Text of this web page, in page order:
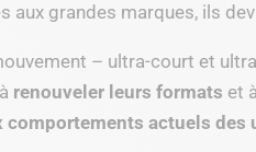
aux grandes marques, ils
– ultra-court et
renouveler leurs formats et à
comportements actuels des